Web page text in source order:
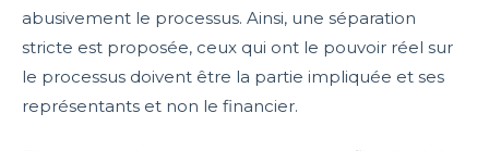
abusivement le processus. Ainsi, une séparation
stricte est proposée, ceux qui ont le pouvoir réel sur
le processus doivent être la partie impliquée et ses
représentants et non le financier.